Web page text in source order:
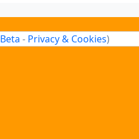
Beta - Privacy & Cookies)